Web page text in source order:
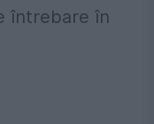
întrebare în